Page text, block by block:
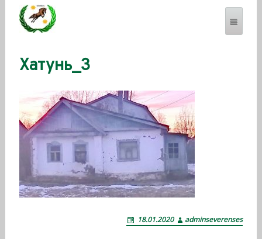
SEVERENSES.COM
Хатунь_3
18.01.2020 adminseverenses